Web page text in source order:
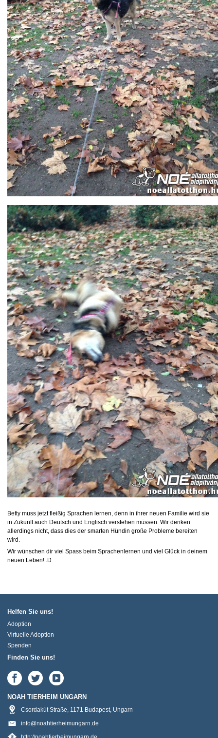
Betty muss jetzt fleißig Sprachen lernen, denn in ihrer neuen Familie wird sie
in Zukunft auch Deutsch und Englisch verstehen müssen. Wir denken
allerdings nicht, dass dies der smarten Hündin große Probleme bereiten
wird.
Wir wünschen dir viel Spass beim Sprachenlernen und viel Glück in deinem
neuen Leben! :D
Helfen Sie uns!
Adoption
Virtuelle Adoption
Spenden
Finden Sie uns!
NOAH TIERHEIM UNGARN
Csordakút Straße, 1171 Budapest, Ungarn
info@noahtierheimungarn.de